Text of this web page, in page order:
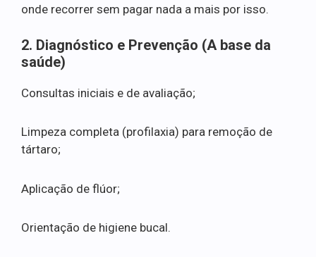
onde recorrer sem pagar nada a mais por isso.
2. Diagnóstico e Prevenção (A base da
saúde)
Consultas iniciais e de avaliação;
Limpeza completa (profilaxia) para remoção de
tártaro;
Aplicação de flúor;
Orientação de higiene bucal.